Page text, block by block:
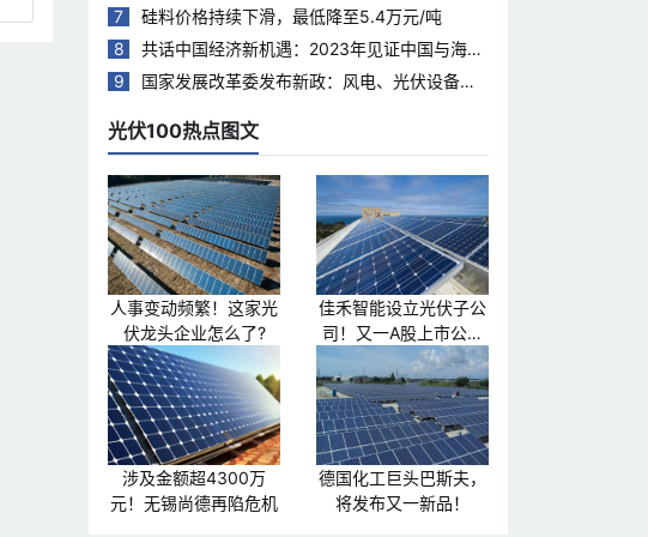
7
硅料价格持续下滑，最低降至5.4万元/吨
8
共话中国经济新机遇：2023年见证中国与海合
会国家合作热度持续升温
9
国家发展改革委发布新政：风电、光伏设备回
光伏100热点图文
人事变动频繁！这家光
伏龙头企业怎么了?
佳禾智能设立光伏子公
司！又一A股上市公司
跨界光伏
涉及金额超4300万
元！无锡尚德再陷危机
德国化工巨头巴斯夫，
将发布又一新品！